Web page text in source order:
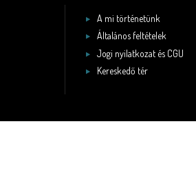
A mi történetünk
Általános feltételek
Jogi nyilatkozat és CGU
Kereskedő tér